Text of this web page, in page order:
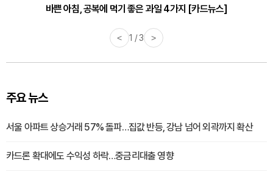
바쁜 아침, 공복에 먹기 좋은 과일 4가지 [카드뉴스]
< 1 / 3 >
주요 뉴스
서울 아파트 상승거래 57% 돌파…집값 반등, 강남 넘어 외곽까지 확산
카드론 확대에도 수익성 하락…중금리대출 영향